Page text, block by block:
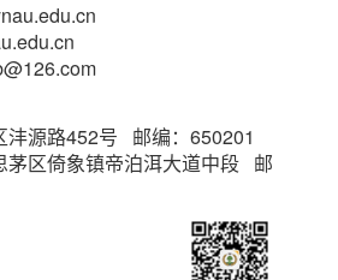
沣源路452号 邮编：650201
茅区倚象镇帝泊洱大道中段 邮